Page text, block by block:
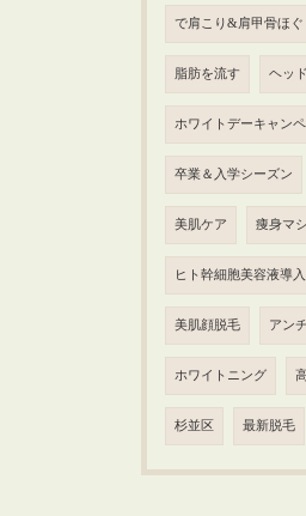
で肩こり&肩甲骨ほぐ
脂肪を流す ヘッ
ホワイトデーキャン
卒業＆入学シーズン
美肌ケア 痩身マ
ヒト幹細胞美容液導
美肌顔脱毛 アン
ホワイトニング
杉並区 最新脱毛